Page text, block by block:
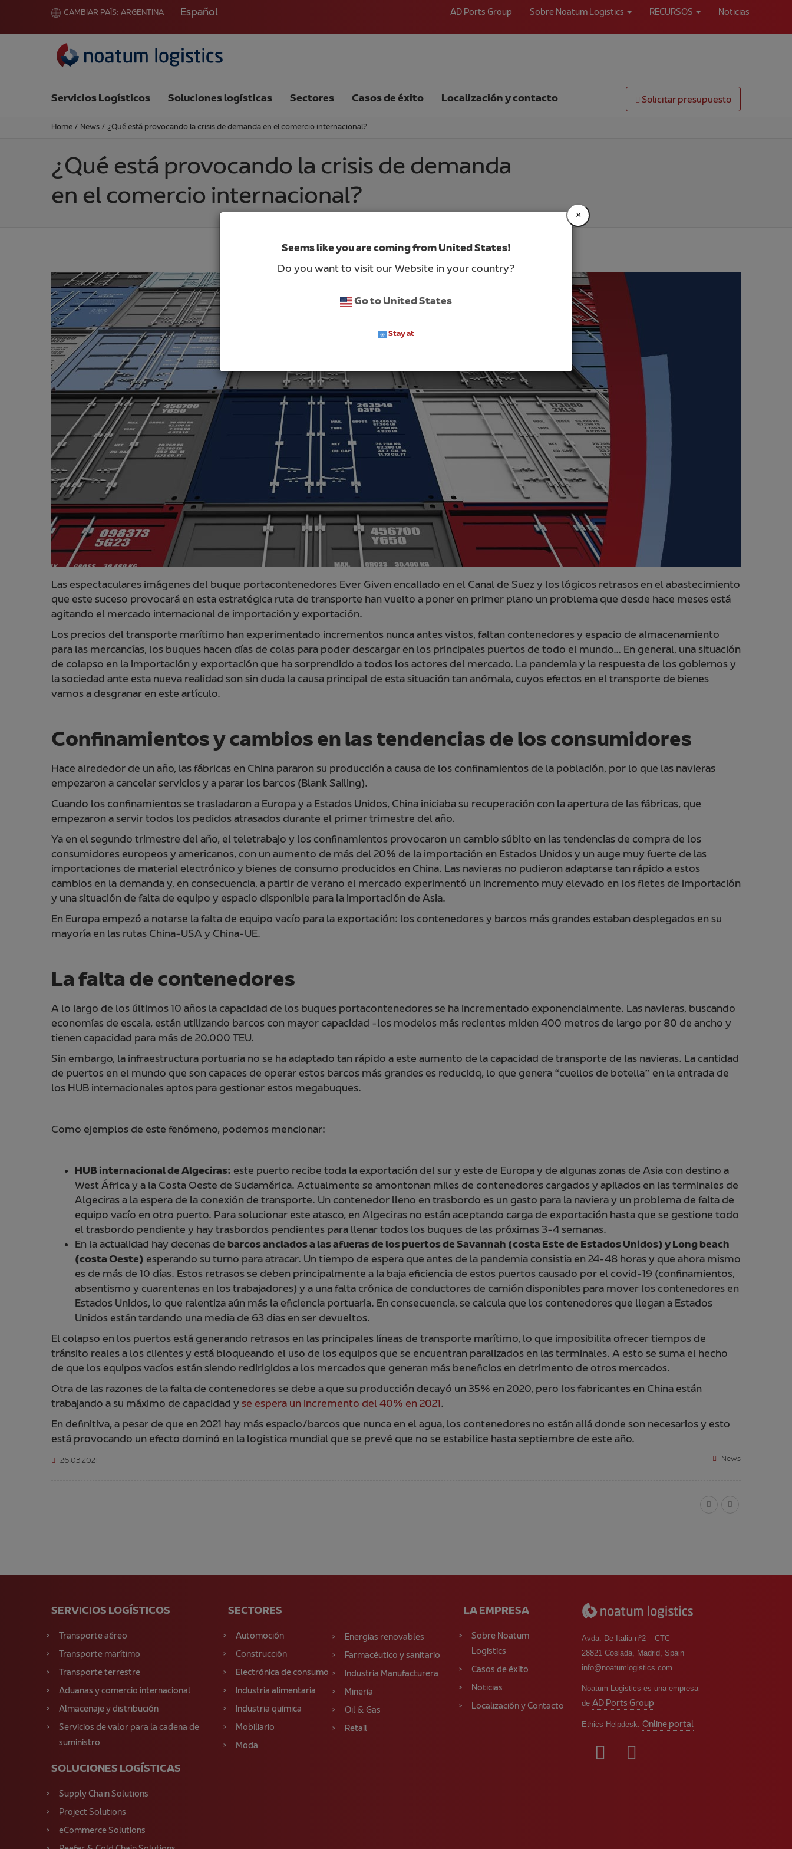
CAMBIAR PAÍS: ARGENTINA Español AD Ports Group Sobre Noatum Logistics RECURSOS Noticias
Servicios Logísticos Soluciones logísticas Sectores Casos de éxito Localización y contacto Solicitar presupuesto
Home / News / ¿Qué está provocando la crisis de demanda en el comercio internacional?
¿Qué está provocando la crisis de demanda
en el comercio internacional?
Las espectaculares imágenes del buque portacontenedores Ever Given encallado en el Canal de Suez y los lógicos retrasos en el abastecimiento
que este suceso provocará en esta estratégica ruta de transporte han vuelto a poner en primer plano un problema que desde hace meses está
agitando el mercado internacional de importación y exportación.
Los precios del transporte marítimo han experimentado incrementos nunca antes vistos, faltan contenedores y espacio de almacenamiento
para las mercancías, los buques hacen días de colas para poder descargar en los principales puertos de todo el mundo… En general, una situación
de colapso en la importación y exportación que ha sorprendido a todos los actores del mercado. La pandemia y la respuesta de los gobiernos y
la sociedad ante esta nueva realidad son sin duda la causa principal de esta situación tan anómala, cuyos efectos en el transporte de bienes
vamos a desgranar en este artículo.
Confinamientos y cambios en las tendencias de los consumidores
Hace alrededor de un año, las fábricas en China pararon su producción a causa de los confinamientos de la población, por lo que las navieras
empezaron a cancelar servicios y a parar los barcos (Blank Sailing).
Cuando los confinamientos se trasladaron a Europa y a Estados Unidos, China iniciaba su recuperación con la apertura de las fábricas, que
empezaron a servir todos los pedidos atrasados durante el primer trimestre del año.
Ya en el segundo trimestre del año, el teletrabajo y los confinamientos provocaron un cambio súbito en las tendencias de compra de los
consumidores europeos y americanos, con un aumento de más del 20% de la importación en Estados Unidos y un auge muy fuerte de las
importaciones de material electrónico y bienes de consumo producidos en China. Las navieras no pudieron adaptarse tan rápido a estos
cambios en la demanda y, en consecuencia, a partir de verano el mercado experimentó un incremento muy elevado en los fletes de importación
y una situación de falta de equipo y espacio disponible para la importación de Asia.
En Europa empezó a notarse la falta de equipo vacío para la exportación: los contenedores y barcos más grandes estaban desplegados en su
mayoría en las rutas China-USA y China-UE.
La falta de contenedores
A lo largo de los últimos 10 años la capacidad de los buques portacontenedores se ha incrementado exponencialmente. Las navieras, buscando
economías de escala, están utilizando barcos con mayor capacidad ­-los modelos más recientes miden 400 metros de largo por 80 de ancho y
tienen capacidad para más de 20.000 TEU.
Sin embargo, la infraestructura portuaria no se ha adaptado tan rápido a este aumento de la capacidad de transporte de las navieras. La cantidad
de puertos en el mundo que son capaces de operar estos barcos más grandes es reducidq, lo que genera “cuellos de botella” en la entrada de
los HUB internacionales aptos para gestionar estos megabuques.
Como ejemplos de este fenómeno, podemos mencionar:
HUB internacional de Algeciras: este puerto recibe toda la exportación del sur y este de Europa y de algunas zonas de Asia con destino a
West África y a la Costa Oeste de Sudamérica. Actualmente se amontonan miles de contenedores cargados y apilados en las terminales de
Algeciras a la espera de la conexión de transporte. Un contenedor lleno en trasbordo es un gasto para la naviera y un problema de falta de
equipo vacío en otro puerto. Para solucionar este atasco, en Algeciras no están aceptando carga de exportación hasta que se gestione todo
el trasbordo pendiente y hay trasbordos pendientes para llenar todos los buques de las próximas 3-4 semanas.
En la actualidad hay decenas de barcos anclados a las afueras de los puertos de Savannah (costa Este de Estados Unidos) y Long beach
(costa Oeste) esperando su turno para atracar. Un tiempo de espera que antes de la pandemia consistía en 24-48 horas y que ahora mismo
es de más de 10 días. Estos retrasos se deben principalmente a la baja eficiencia de estos puertos causado por el covid-19 (confinamientos,
absentismo y cuarentenas en los trabajadores) y a una falta crónica de conductores de camión disponibles para mover los contenedores en
Estados Unidos, lo que ralentiza aún más la eficiencia portuaria. En consecuencia, se calcula que los contenedores que llegan a Estados
Unidos están tardando una media de 63 días en ser devueltos.
El colapso en los puertos está generando retrasos en las principales líneas de transporte marítimo, lo que imposibilita ofrecer tiempos de
tránsito reales a los clientes y está bloqueando el uso de los equipos que se encuentran paralizados en las terminales. A esto se suma el hecho
de que los equipos vacíos están siendo redirigidos a los mercados que generan más beneficios en detrimento de otros mercados.
Otra de las razones de la falta de contenedores se debe a que su producción decayó un 35% en 2020, pero los fabricantes en China están
trabajando a su máximo de capacidad yse espera un incremento del 40% en 2021.
En definitiva, a pesar de que en 2021 hay más espacio/barcos que nunca en el agua, los contenedores no están allá donde son necesarios y esto
está provocando un efecto dominó en la logística mundial que se prevé que no se estabilice hasta septiembre de este año.
26.03.2021 News
SERVICIOS LOGÍSTICOS
Transporte aéreo
Transporte marítimo
Transporte terrestre
Aduanas y comercio internacional
Almacenaje y distribución
Servicios de valor para la cadena de
suministro
SOLUCIONES LOGÍSTICAS
Supply Chain Solutions
Project Solutions
eCommerce Solutions
SECTORES
Automoción
Construcción
Electrónica de consumo
Industria alimentaria
Industria química
Mobiliario
Moda
Energías renovables
Farmacéutico y sanitario
Industria Manufacturera
Minería
Oil & Gas
Retail
LA EMPRESA
Sobre Noatum
Logistics
Casos de éxito
Noticias
Localización y Contacto
Avda. De Italia nº2 – CTC
28821 Coslada, Madrid, Spain
info@noatumlogistics.com
Noatum Logistics es una empresa
de AD Ports Group
Ethics Helpdesk: Online portal
Seems like you are coming from United States!
Do you want to visit our Website in your country?
Go to United States
Stay at
×